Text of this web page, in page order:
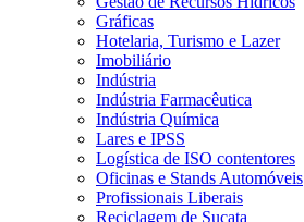
Gráficas
Hotelaria, Turismo e Lazer
Imobiliário
Indústria
Indústria Farmacêutica
Indústria Química
Lares e IPSS
Logística de ISO contentores
Oficinas e Stands Automóveis
Profissionais Liberais
Reciclagem de Sucata